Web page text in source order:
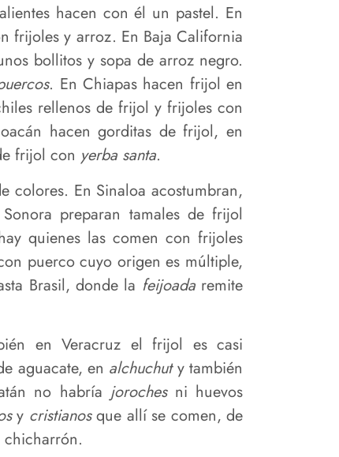
hacen con él un pastel. En
frijoles y arroz. En Baja California
bollitos y sopa de arroz negro.
. En Chiapas hacen frijol en
rellenos de frijol y frijoles con
hacen gorditas de frijol, en
frijol con yerba santa.
colores. En Sinaloa acostumbran,
preparan tamales de frijol
quienes las comen con frijoles
puerco cuyo origen es múltiple,
Brasil, donde la feijoadaremite
en Veracruz el frijol es casi
aguacate, en alchuchuty también
no habría jorochesni huevos
y cristianosque allí se comen, de